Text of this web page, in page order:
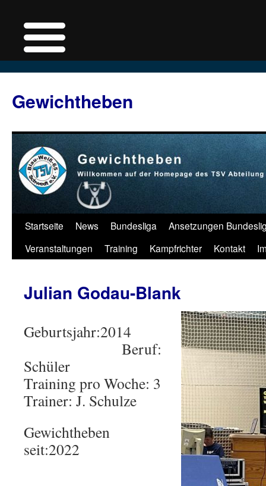
springen
Gewichtheben
Startseite News Bundesliga
Ansetzungen
Veranstaltungen
Training Kampfrichter Kontakt
Julian Godau-Blank
Geburtsjahr:2014
Beruf:
Schüler
Training pro Woche: 3
Trainer: J. Schulze
Gewichtheben
seit:2022